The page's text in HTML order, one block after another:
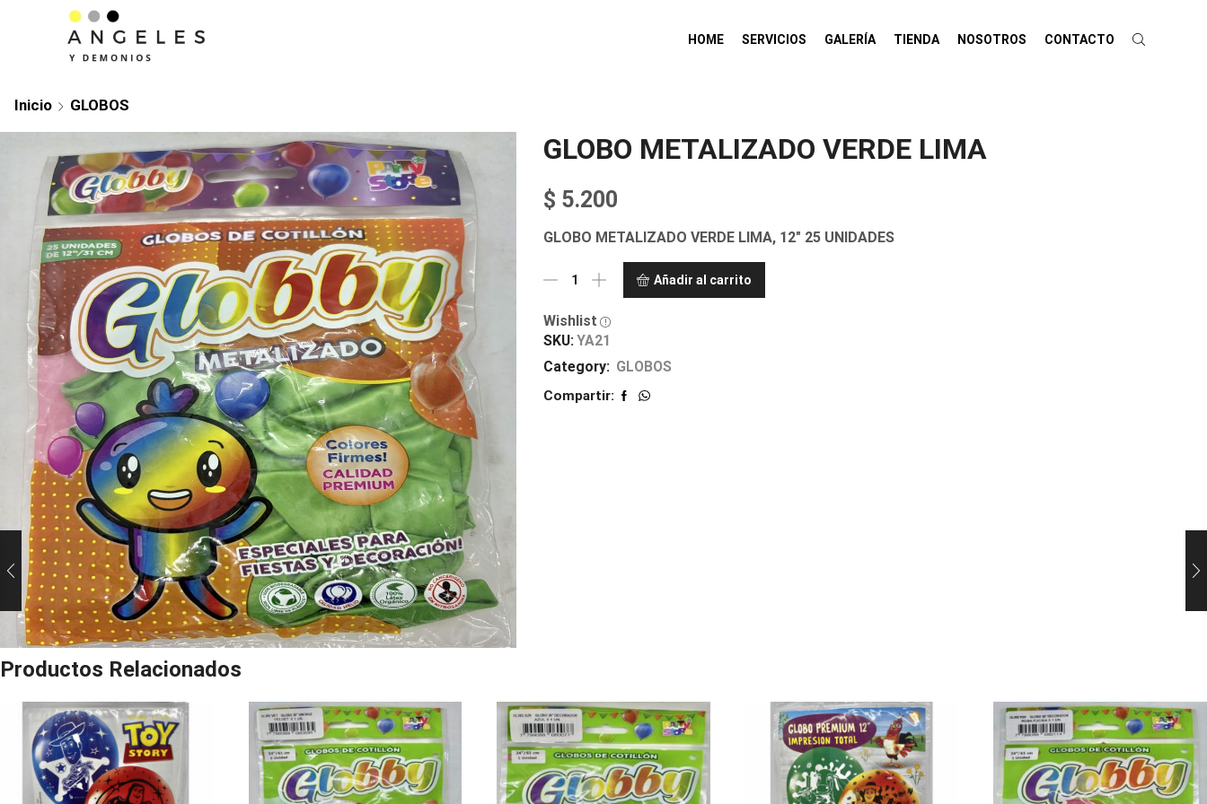
HOME SERVICIOS GALERÍA TIENDA NOSOTROS CONTACTO
Inicio GLOBOS
GLOBO METALIZADO VERDE LIMA
$ 5.200
GLOBO METALIZADO VERDE LIMA, 12″ 25 UNIDADES
Añadir al carrito
Wishlist
SKU: YA21
Category: GLOBOS
Compartir:
Productos Relacionados